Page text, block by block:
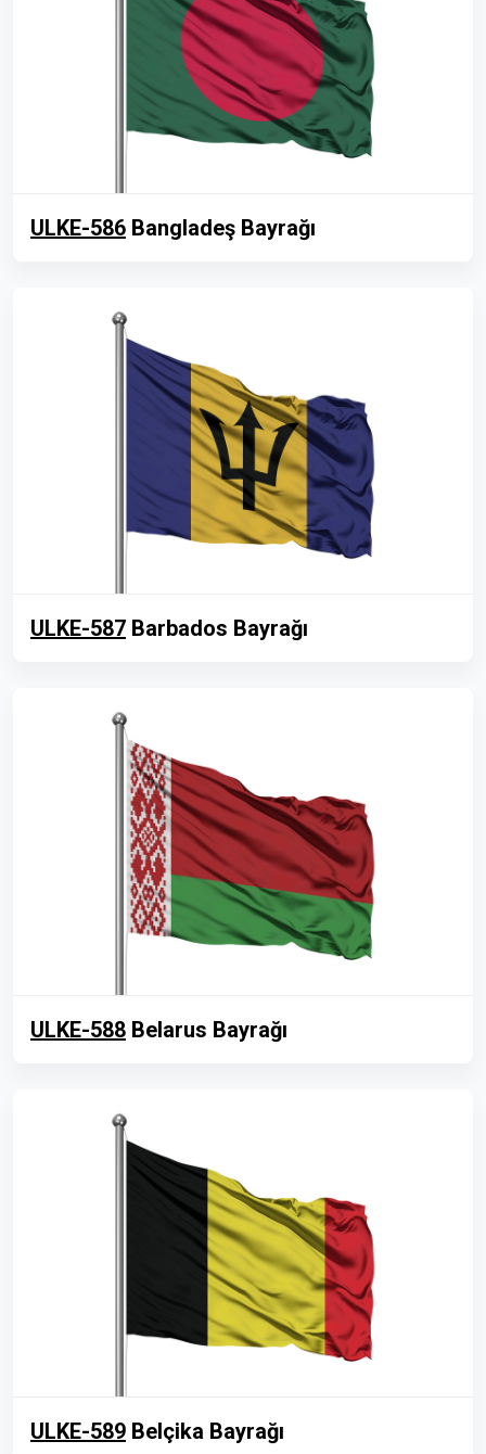
ULKE-586 Bangladeş Bayrağı
ULKE-587 Barbados Bayrağı
ULKE-588 Belarus Bayrağı
ULKE-589 Belçika Bayrağı